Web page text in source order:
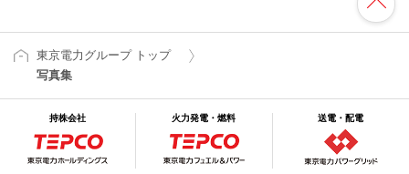
東京電力グループ トップ
写真集
持株会社 火力発電・燃料 送電・配電